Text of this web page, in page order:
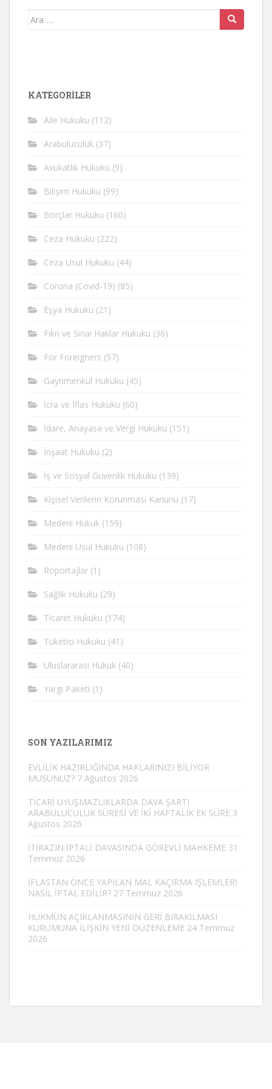
Arama
KATEGORİLER
Aile Hukuku (112)
Arabuluculuk (37)
Avukatlık Hukuku (9)
Bilişim Hukuku (99)
Borçlar Hukuku (160)
Ceza Hukuku (222)
Ceza Usul Hukuku (44)
Corona (Covid-19) (85)
Eşya Hukuku (21)
Fikri ve Sinai Haklar Hukuku (36)
For Foreigners (57)
Gayrimenkul Hukuku (45)
İcra ve İflas Hukuku (60)
İdare, Anayasa ve Vergi Hukuku (151)
İnşaat Hukuku (2)
İş ve Sosyal Güvenlik Hukuku (139)
Kişisel Verilerin Korunması Kanunu (17)
Medeni Hukuk (159)
Medeni Usul Hukuku (108)
Röportajlar (1)
Sağlık Hukuku (29)
Ticaret Hukuku (174)
Tüketici Hukuku (41)
Uluslararası Hukuk (40)
Yargı Paketi (1)
SON YAZILARIMIZ
EVLİLİK HAZIRLIĞINDA HAKLARINIZI BİLİYOR
MUSUNUZ? 7 Ağustos 2026
TİCARİ UYUŞMAZLIKLARDA DAVA ŞARTI
ARABULUCULUK SÜRESİ VE İKİ HAFTALIK EK SÜRE 3
Ağustos 2026
İTİRAZIN İPTALİ DAVASINDA GÖREVLİ MAHKEME 31
Temmuz 2026
İFLASTAN ÖNCE YAPILAN MAL KAÇIRMA İŞLEMLERİ
NASIL İPTAL EDİLİR? 27 Temmuz 2026
HÜKMÜN AÇIKLANMASININ GERİ BIRAKILMASI
KURUMUNA İLİŞKİN YENİ DÜZENLEME 24 Temmuz
2026